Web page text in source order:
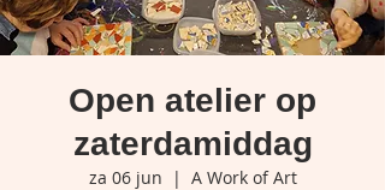
Open atelier op
zaterdamiddag
za 06 jun
  |
A Work of Art